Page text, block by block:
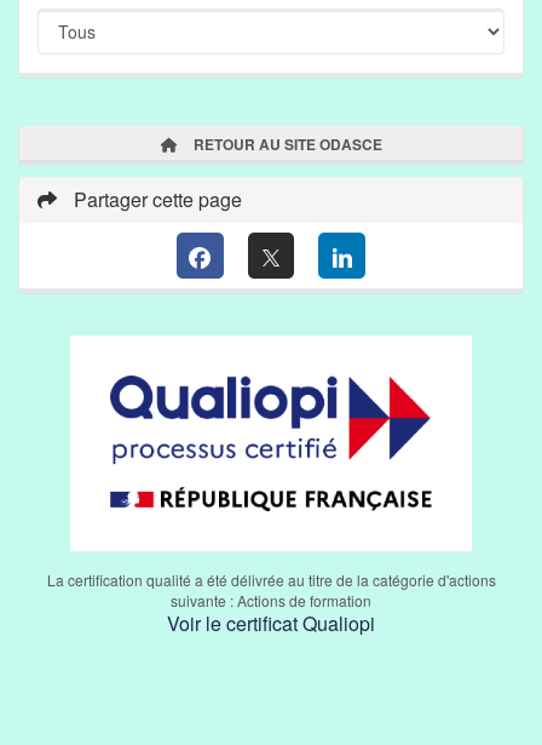
RETOUR AU SITE ODASCE
Partager cette page
La certification qualité a été délivrée au titre de la catégorie d'actions
suivante : Actions de formation
Voir le certificat Qualiopi